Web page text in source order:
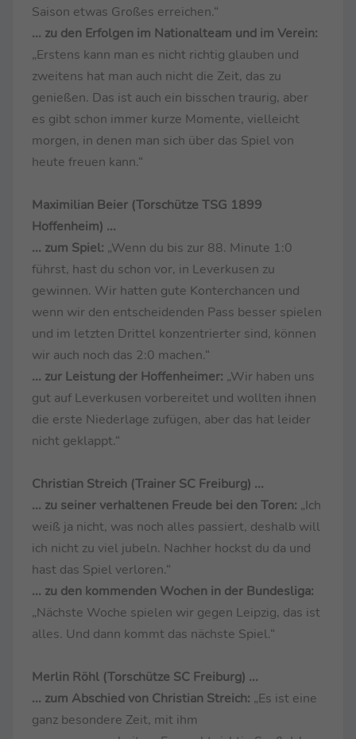
Saison etwas Großes erreichen.“
... zu den Erfolgen im Nationalteam und im Verein:
„Erstens kann man es nicht richtig glauben und
zweitens hat man auch nicht die Zeit, das zu
genießen. Das ist auch ein bisschen traurig, aber
es gibt schon immer kurze Momente, vielleicht
morgen, in denen man sich über das Spiel von
heute freuen kann.“
Maximilian Beier (Torschütze TSG 1899
Hoffenheim) ...
... zum Spiel: „Wenn du bis zur 88. Minute 1:0
führst, hast du schon vor, in Leverkusen zu
gewinnen. Wir hatten gute Konterchancen und
wenn wir den entscheidenden Pass besser spielen
und im letzten Drittel konzentrierter sind, können
wir auch noch das 2:0 machen.“
... zur Leistung der Hoffenheimer: „Wir haben uns
gut auf Leverkusen vorbereitet und wollten ihnen
die erste Niederlage zufügen, aber das hat leider
nicht geklappt.“
Christian Streich (Trainer SC Freiburg) ...
... zu seiner verhaltenen Freude bei den Toren: „Ich
weiß ja nicht, was noch alles passiert, deshalb will
ich nicht zu viel jubeln. Nachher hockst du da und
hast das Spiel verloren.“
... zu den kommenden Wochen in der Bundesliga:
„Nächste Woche spielen wir gegen Leipzig, das ist
alles. Und dann kommt das nächste Spiel.“
Merlin Röhl (Torschütze SC Freiburg) ...
... zum Abschied von Christian Streich: „Es ist eine
ganz besondere Zeit, mit ihm